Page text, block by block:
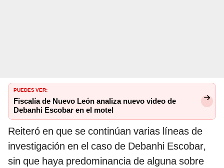
PUEDES VER:
Fiscalía de Nuevo León analiza nuevo video de
Debanhi Escobar en el motel
Reiteró en que se continúan varias líneas de
investigación en el caso de Debanhi Escobar,
sin que haya predominancia de alguna sobre